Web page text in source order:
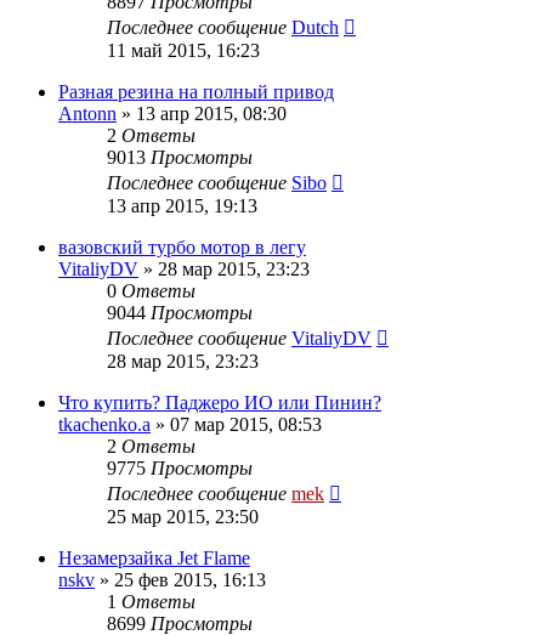
Последнее сообщение Dutch
11 май 2015, 16:23
Разная резина на полный привод
Antonn » 13 апр 2015, 08:30
2 Ответы
9013 Просмотры
Последнее сообщение Sibo
13 апр 2015, 19:13
вазовский турбо мотор в легу
VitaliyDV » 28 мар 2015, 23:23
0 Ответы
9044 Просмотры
Последнее сообщение VitaliyDV
28 мар 2015, 23:23
Что купить? Паджеро ИО или Пинин?
tkachenko.a » 07 мар 2015, 08:53
2 Ответы
9775 Просмотры
Последнее сообщение mek
25 мар 2015, 23:50
Незамерзайка Jet Flame
nskv » 25 фев 2015, 16:13
1 Ответы
8699 Просмотры